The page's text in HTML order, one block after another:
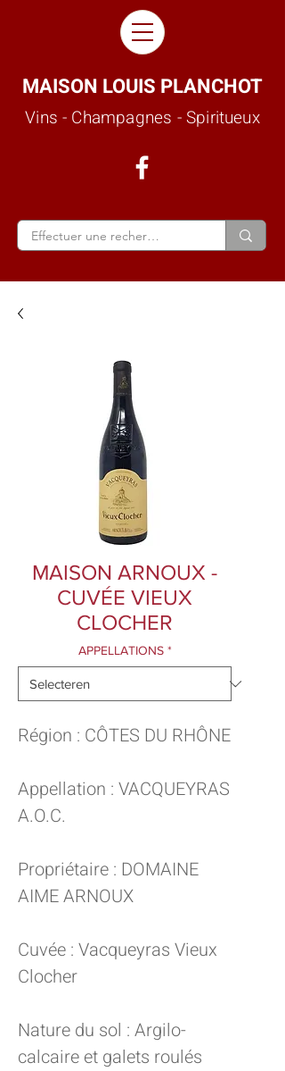
MAISON LOUIS PLANCHOT
Vins - Champagnes - Spiritueux
MAISON ARNOUX -
CUVÉE VIEUX
CLOCHER
APPELLATIONS *
Région : CÔTES DU RHÔNE
Appellation : VACQUEYRAS
A.O.C.
Propriétaire : DOMAINE
AIME ARNOUX
Cuvée : Vacqueyras Vieux
Clocher
Nature du sol : Argilo-
calcaire et galets roulés